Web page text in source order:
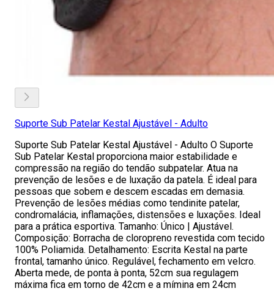
Suporte Sub Patelar Kestal Ajustável - Adulto
Suporte Sub Patelar Kestal Ajustável - Adulto O Suporte
Sub Patelar Kestal proporciona maior estabilidade e
compressão na região do tendão subpatelar. Atua na
prevenção de lesões e de luxação da patela. É ideal para
pessoas que sobem e descem escadas em demasia.
Prevenção de lesões médias como tendinite patelar,
condromalácia, inflamações, distensões e luxações. Ideal
para a prática esportiva. Tamanho: Único | Ajustável.
Composição: Borracha de cloropreno revestida com tecido
100% Poliamida. Detalhamento: Escrita Kestal na parte
frontal, tamanho único. Regulável, fechamento em velcro.
Aberta mede, de ponta à ponta, 52cm sua regulagem
máxima fica em torno de 42cm e a mímina em 24cm